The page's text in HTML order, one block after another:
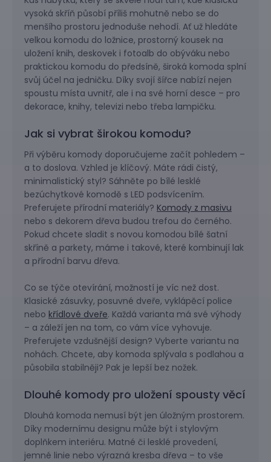
vysoká skříň působí příliš mohutně nebo se do
menšího prostoru jednoduše nehodí. Ať už hledáte
velkou komodu do ložnice, prostorný kousek na
uložení knih, deskovek i fotoalb do obýváku nebo
praktickou komodu do předsíně, široká komoda splní
svůj účel na jedničku. Díky svojí šířce nabízí nejen
spoustu místa uvnitř, ale i na své horní desce – pro
dekorace, knihy, televizi nebo třeba lampičku.
Jak si vybrat širokou komodu?
Při výběru komody doporučujeme začít pohledem –
a to doslova. Vzhled je klíčový. Máte rádi čistý,
minimalistický styl? Sáhněte po bílé lesklé
bezúchytkové komodě s LED podsvícením.
Preferujete přírodní materiály? Komody z masivu
nebo s dekorem dřeva budou trefou do černého.
Pokud chcete sladit s novou komodou bílé šatní
skříně a parkety, máme i takové, které kombinují lak
a přírodní barvu dřeva.
Co se týče otevírání, možností je víc než dost.
Klasické zásuvky, posuvné dveře, vyklápěcí police
nebo křídlové dveře. Každá varianta má své výhody
– a záleží jen na tom, co vám více vyhovuje.
Preferujete vzdušnější design? Vyberte variantu na
nohách. Chcete, aby komoda splývala s podlahou a
působila stabilněji? Pak je lepší bez nožek.
Dlouhé komody pro uložení spousty věcí
Dlouhá komoda nemusí být jen úložným prostorem.
Díky modernímu designu může být i stylovým
doplňkem interiéru. Matné či lesklé provedení,
jemné linie nebo výrazná kresba dřeva – to vše